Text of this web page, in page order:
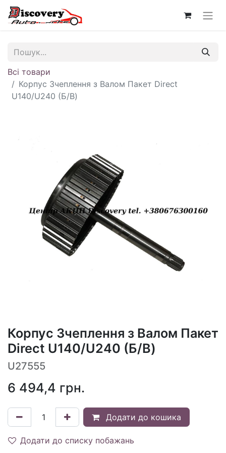
Всі товари
Корпус Зчеплення з Валом Пакет Direct
U140/U240 (Б/В)
Корпус Зчеплення з Валом Пакет
Direct U140/U240 (Б/В)
U27555
6 494,4 грн.
Додати до кошика
Додати до списку побажань